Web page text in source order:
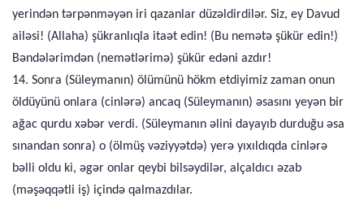
yerindən tərpənməyən iri qazanlar düzəldirdilər. Siz, ey Davud
ailəsi! (Allaha) şükranlıqla itaət edin! (Bu nemətə şükür edin!)
Bəndələrimdən (nemətlərimə) şükür edəni azdır!
14. Sonra (Süleymanın) ölümünü hökm etdiyimiz zaman onun
öldüyünü onlara (cinlərə) ancaq (Süleymanın) əsasını yeyən bir
ağac qurdu xəbər verdi. (Süleymanın əlini dayayıb durduğu əsa
sınandan sonra) o (ölmüş vəziyyətdə) yerə yıxıldıqda cinlərə
bəlli oldu ki, əgər onlar qeybi bilsəydilər, alçaldıcı əzab
(məşəqqətli iş) içində qalmazdılar.